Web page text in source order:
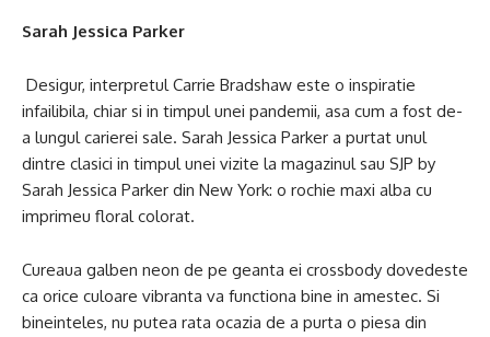
Sarah Jessica Parker
Desigur, interpretul Carrie Bradshaw este o inspiratie
infailibila, chiar si in timpul unei pandemii, asa cum a fost de-
a lungul carierei sale. Sarah Jessica Parker a purtat unul
dintre clasici in timpul unei vizite la magazinul sau SJP by
Sarah Jessica Parker din New York: o rochie maxi alba cu
imprimeu floral colorat.
Cureaua galben neon de pe geanta ei crossbody dovedeste
ca orice culoare vibranta va functiona bine in amestec. Si
bineinteles, nu putea rata ocazia de a purta o piesa din